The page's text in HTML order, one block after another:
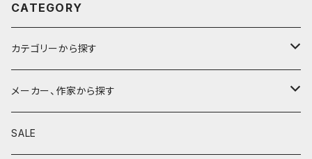
CATEGORY
カテゴリーから探す
鉛筆
鉛筆補助軸
メーカー、作家から探す
590&Co.
SALE